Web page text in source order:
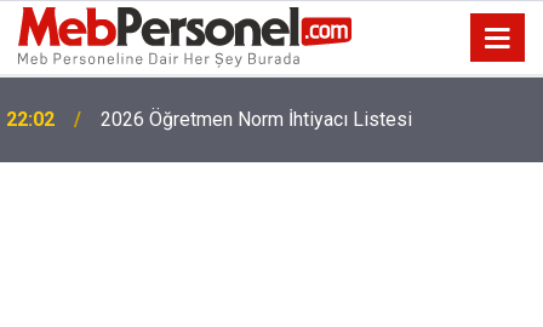
22:02 2026 Öğretmen Norm İhtiyacı Listesi